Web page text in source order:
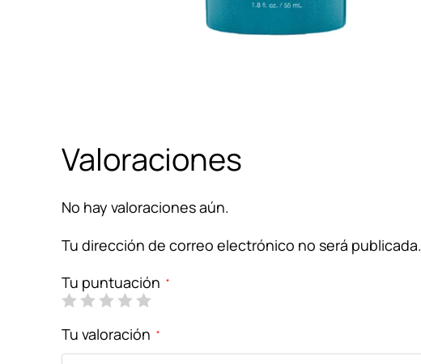
Valoraciones
No hay valoraciones aún.
Tu dirección de correo electrónico no será publicada.
Tu puntuación *
Tu valoración *